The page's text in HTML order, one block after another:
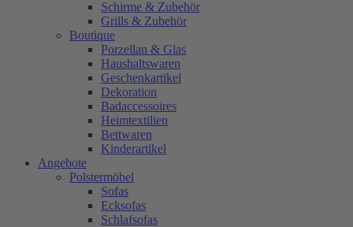
Schirme & Zubehör
Grills & Zubehör
Boutique
Porzellan & Glas
Haushaltswaren
Geschenkartikel
Dekoration
Badaccessoires
Heimtextilien
Bettwaren
Kinderartikel
Angebote
Polstermöbel
Sofas
Ecksofas
Schlafsofas